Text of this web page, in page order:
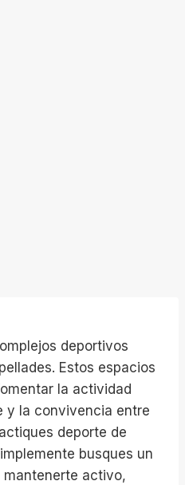
deportivos
Estos espacios
la actividad
y la convivencia entre
deporte de
busques un
mantenerte activo,